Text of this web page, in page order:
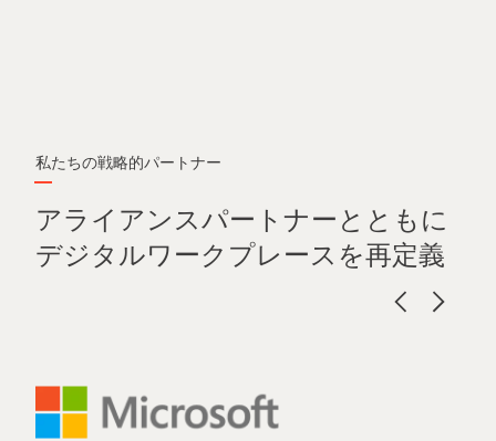
私たちの戦略的パートナー
アライアンスパートナーとともに
デジタルワークプレースを再定義